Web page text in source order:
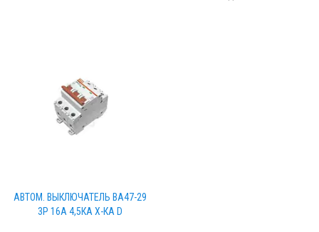
АВТОМ. ВЫКЛЮЧАТЕЛЬ ВА47-29
3Р 16А 4,5КА Х-КА D